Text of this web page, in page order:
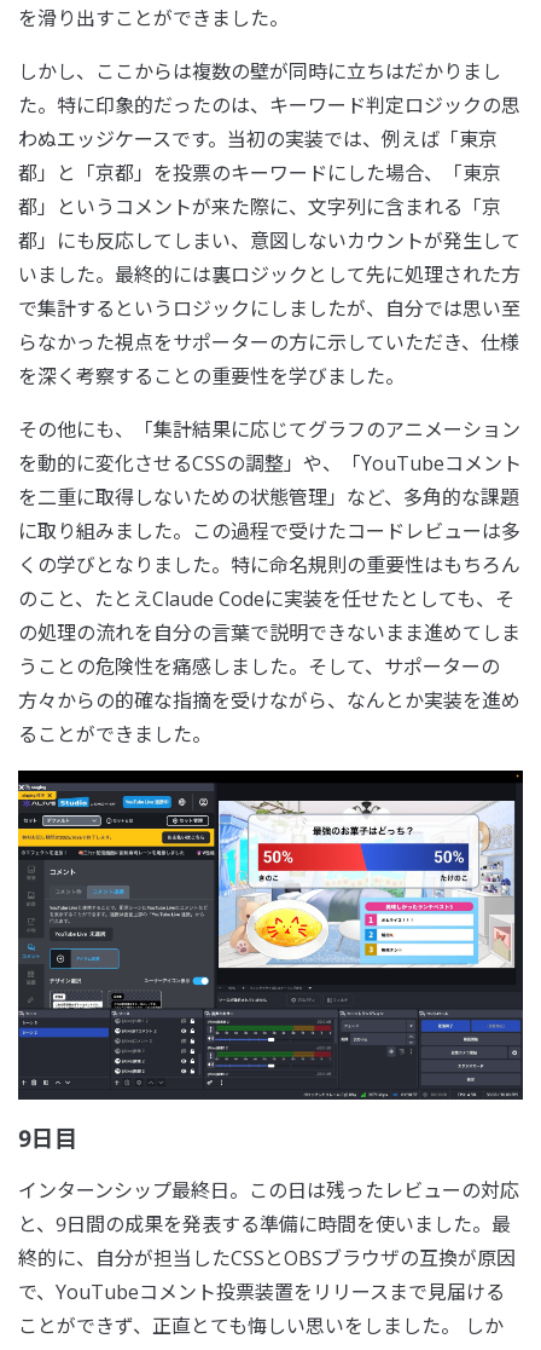
を滑り出すことができました。
しかし、ここからは複数の壁が同時に立ちはだかりまし
た。特に印象的だったのは、キーワード判定ロジックの思
わぬエッジケースです。当初の実装では、例えば「東京
都」と「京都」を投票のキーワードにした場合、「東京
都」というコメントが来た際に、文字列に含まれる「京
都」にも反応してしまい、意図しないカウントが発生して
いました。最終的には裏ロジックとして先に処理された方
で集計するというロジックにしましたが、自分では思い至
らなかった視点をサポーターの方に示していただき、仕様
を深く考察することの重要性を学びました。
その他にも、「集計結果に応じてグラフのアニメーション
を動的に変化させるCSSの調整」や、「YouTubeコメント
を二重に取得しないための状態管理」など、多角的な課題
に取り組みました。この過程で受けたコードレビューは多
くの学びとなりました。特に命名規則の重要性はもちろん
のこと、たとえClaude Codeに実装を任せたとしても、そ
の処理の流れを自分の言葉で説明できないまま進めてしま
うことの危険性を痛感しました。そして、サポーターの
方々からの的確な指摘を受けながら、なんとか実装を進め
ることができました。
9日目
インターンシップ最終日。この日は残ったレビューの対応
と、9日間の成果を発表する準備に時間を使いました。最
終的に、自分が担当したCSSとOBSブラウザの互換が原因
で、YouTubeコメント投票装置をリリースまで見届ける
ことができず、正直とても悔しい思いをしました。 しか